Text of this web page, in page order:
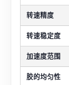
转速精度
转速稳定度
加速度范围
胶的均匀性